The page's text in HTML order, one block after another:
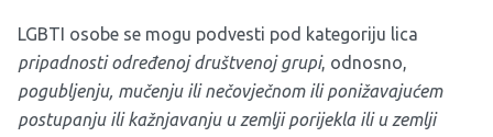
LGBTI osobe se mogu podvesti pod kategoriju lica
pripadnosti određenoj društvenoj grupi, odnosno,
pogubljenju, mučenju ili nečovječnom ili ponižavajućem
postupanju ili kažnjavanju u zemlji porijekla ili u zemlji